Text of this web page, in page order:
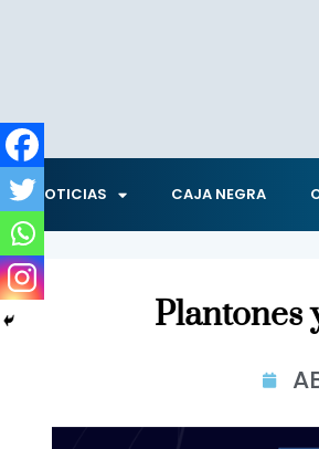
NOTICIAS CAJA NEGRA
Plantones